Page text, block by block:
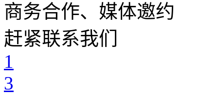
商务合作、媒体邀约
赶紧联系我们
1
3